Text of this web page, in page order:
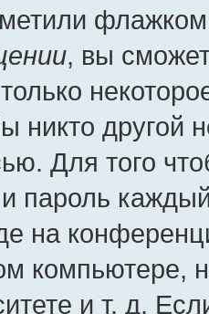
, вы
никто другой
Для того
и пароль
на
компьютере,
и т. д.